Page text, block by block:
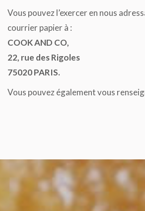
Vous pouvez l’exercer en nous
courrier papier à :
COOK AND CO,
22, rue des Rigoles
75020 PARIS.
Vous pouvez également vous